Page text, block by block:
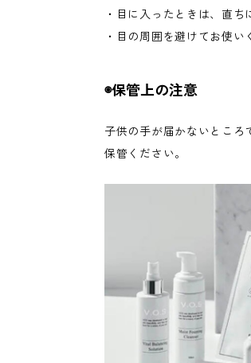
・目に入ったときは、直
・目の周囲を避けてお使い
◉保管上の注意
子供の手が届かないところ
保管ください。